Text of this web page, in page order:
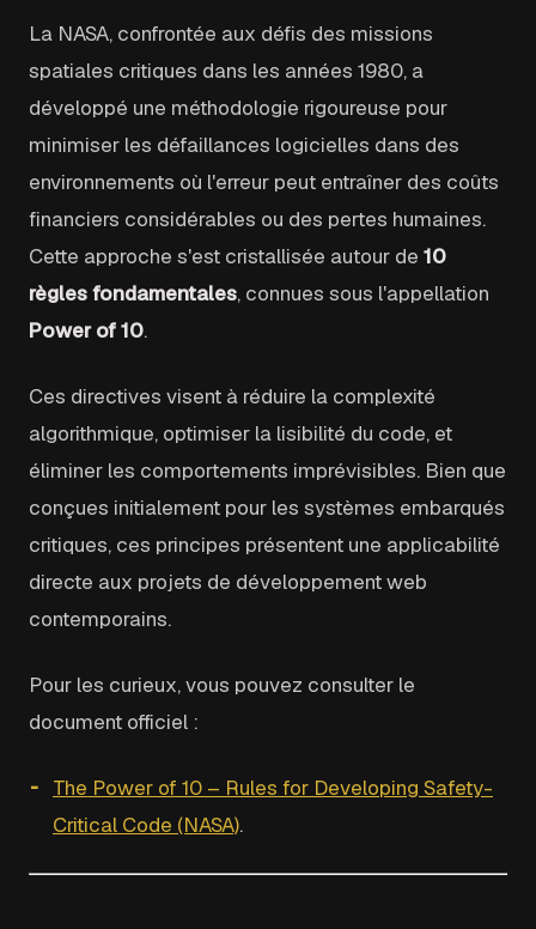
La NASA, confrontée aux défis des missions
spatiales critiques dans les années 1980, a
développé une méthodologie rigoureuse pour
minimiser les défaillances logicielles dans des
environnements où l'erreur peut entraîner des coûts
financiers considérables ou des pertes humaines.
Cette approche s'est cristallisée autour de 10
règles fondamentales, connues sous l'appellation
Power of 10.
Ces directives visent à réduire la complexité
algorithmique, optimiser la lisibilité du code, et
éliminer les comportements imprévisibles. Bien que
conçues initialement pour les systèmes embarqués
critiques, ces principes présentent une applicabilité
directe aux projets de développement web
contemporains.
Pour les curieux, vous pouvez consulter le
document officiel :
The Power of 10 – Rules for Developing Safety-
Critical Code (NASA).